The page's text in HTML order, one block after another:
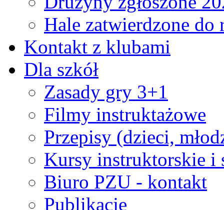
Hale zatwierdzone
Kontakt z klubami
Dla szkół
Zasady gry 3+1
Filmy instruktażowe
Przepisy (dzieci,
Kursy instruktorskie i
Biuro PZU - kontakt
Publikacje